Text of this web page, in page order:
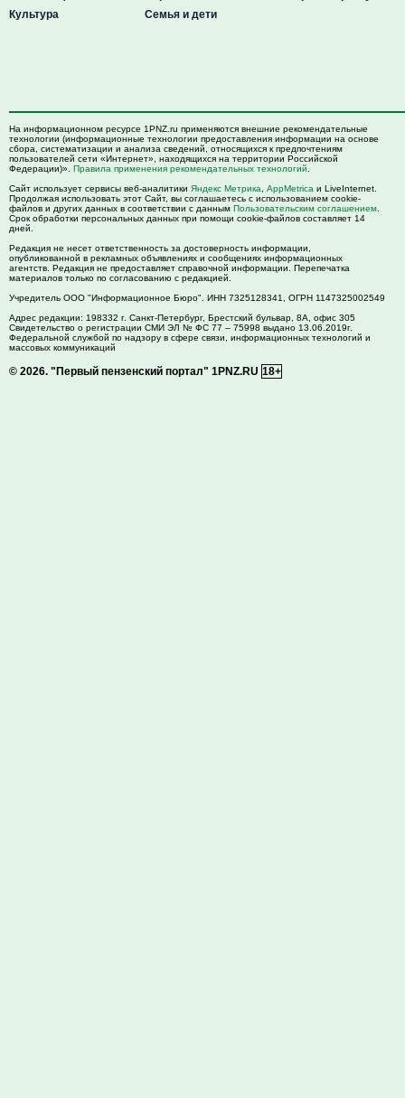
Культура
Семья и дети
На информационном ресурсе 1PNZ.ru применяются внешние рекомендательные
технологии (информационные технологии предоставления информации на основе
сбора, систематизации и анализа сведений, относящихся к предпочтениям
пользователей сети «Интернет», находящихся на территории Российской
Федерации)». Правила применения рекомендательных технологий
Сайт использует сервисы веб-аналитики Яндекс Метрика AppMetrica и LiveInternet.
Продолжая использовать этот Сайт, вы соглашаетесь с использованием cookie-
файлов и других данных в соответствии с данным Пользовательским соглашением
Срок обработки персональных данных при помощи cookie-файлов составляет 14
дней.
Редакция не несет ответственность за достоверность информации,
опубликованной в рекламных объявлениях и сообщениях информационных
агентств. Редакция не предоставляет справочной информации. Перепечатка
материалов только по согласованию с редакцией.
Учредитель ООО "Информационное Бюро". ИНН 7325128341, ОГРН 1147325002549
Адрес редакции: 198332 г. Санкт-Петербург, Брестский бульвар, 8А, офис 305
Свидетельство о регистрации СМИ ЭЛ № ФС 77 – 75998 выдано 13.06.2019г.
Федеральной службой по надзору в сфере связи, информационных технологий и
массовых коммуникаций
© 2026. "Первый пензенский портал" 1PNZ.RU 18+